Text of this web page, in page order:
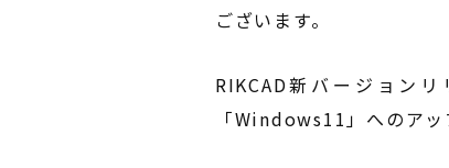
ございます。
RIKCAD新バージョン
「Windows11」へのア